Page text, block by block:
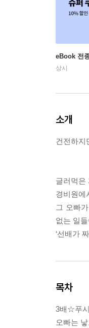
eBook 전
상시
소개
건전하지
글러먹은
경비원에
그 오빠
없는 일
‘선배가
목차
3배☆푸
오빠는